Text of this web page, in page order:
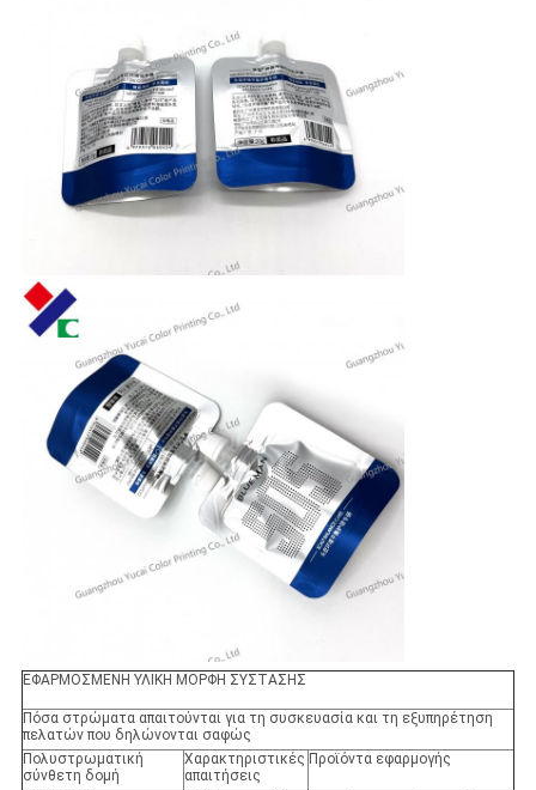
ΕΦΑΡΜΟΣΜΕΝΗ ΥΛΙΚΗ ΜΟΡΦΗ ΣΥΣΤΑΣΗΣ
Πόσα στρώματα απαιτούνται για τη συσκευασία και τη εξυπηρέτηση
πελατών που δηλώνονται σαφώς
Πολυστρωματική
σύνθετη δομή
Χαρακτηριστικές
απαιτήσεις
Προϊόντα εφαρμογής